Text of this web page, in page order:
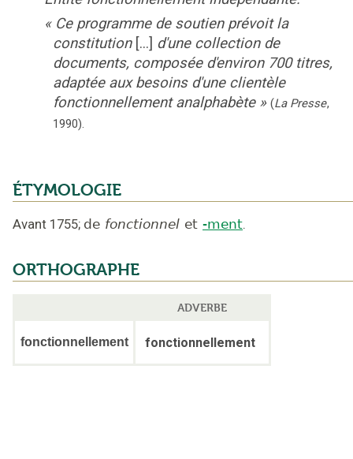
« Ce programme de soutien prévoit la
constitution [...] d'une collection de
documents, composée d'environ 700 titres,
adaptée aux besoins d'une clientèle
fonctionnellement analphabète » (La Presse,
1990).
ÉTYMOLOGIE
Avant 1755; de fonctionnel et -ment.
ORTHOGRAPHE
ADVERBE
fonctionnellement fonctionnellement